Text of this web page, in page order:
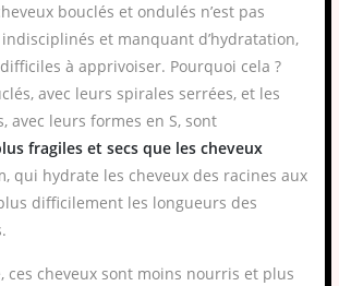
bouclés et ondulés n’est pas
et manquant d’hydratation,
à apprivoiser. Pourquoi cela ?
avec leurs spirales serrées, et les
avec leurs formes en S, sont
fragiles et secs que les cheveux
qui hydrate les cheveux des racines aux
difficilement les longueurs des
ces cheveux sont moins nourris et plus